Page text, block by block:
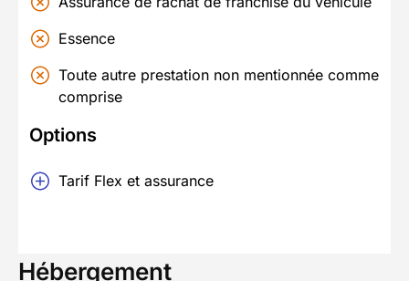
Essence
Toute autre prestation non mentionnée comme
comprise
Options
Tarif Flex et assurance
Hébergement